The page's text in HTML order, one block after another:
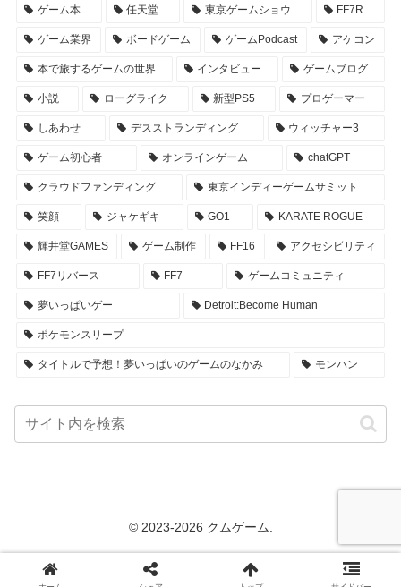
ゲーム本 任天堂 東京ゲームショウ FF7R
ゲーム業界 ボードゲーム ゲームPodcast アケコン
本で旅するゲームの世界 インタビュー ゲームブログ
小説 ローグライク 新型PS5 プロゲーマー
しあわせ デスストランディング ウィッチャー3
ゲーム初心者 オンラインゲーム chatGPT
クラウドファンディング 東京インディーゲームサミット
笑顔 ジャケギキ GO1 KARATE ROGUE
輝井堂GAMES ゲーム制作 FF16 アクセシビリティ
FF7リバース FF7 ゲームコミュニティ
夢いっぱいゲー Detroit:Become Human
ポケモンスリープ
タイトルで予想！夢いっぱいのゲームのなかみ モンハン
© 2023-2026 クムゲーム.